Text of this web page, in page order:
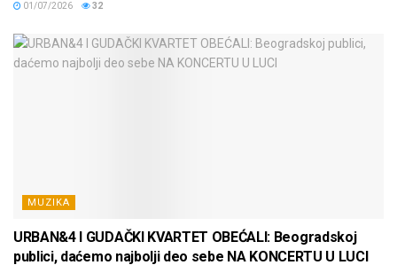
01/07/2026 32
MUZIKA
URBAN&4 I GUDAČKI KVARTET OBEĆALI: Beogradskoj
publici, daćemo najbolji deo sebe NA KONCERTU U LUCI